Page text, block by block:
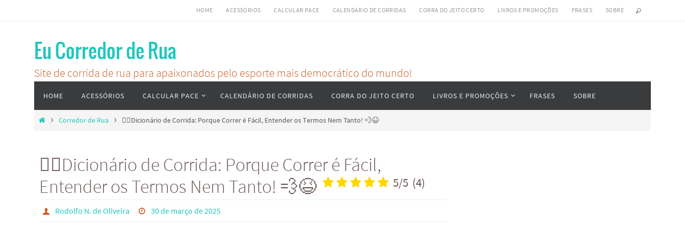
HOME ACESSÓRIOS CALCULAR PACE CALENDÁRIO DE CORRIDAS CORRA DO JEITO CERTO LIVROS E PROMOÇÕES FRASES SOBRE
Eu Corredor de Rua
Site de corrida de rua para apaixonados pelo esporte mais democrático do mundo!
content
HOME ACESSÓRIOS CALCULAR PACE CALENDÁRIO DE CORRIDAS CORRA DO JEITO CERTO LIVROS E PROMOÇÕES FRASES SOBRE
HomeCorredor de Rua 🏃‍♂️Dicionário de Corrida: Porque Correr é Fácil, Entender os Termos Nem Tanto! 💨😆
🏃‍♂️Dicionário de Corrida: Porque Correr é Fácil,
Entender os Termos Nem Tanto! 💨😆
5/5 (4)
Rodolfo N. de Oliveira 30 de março de 2025